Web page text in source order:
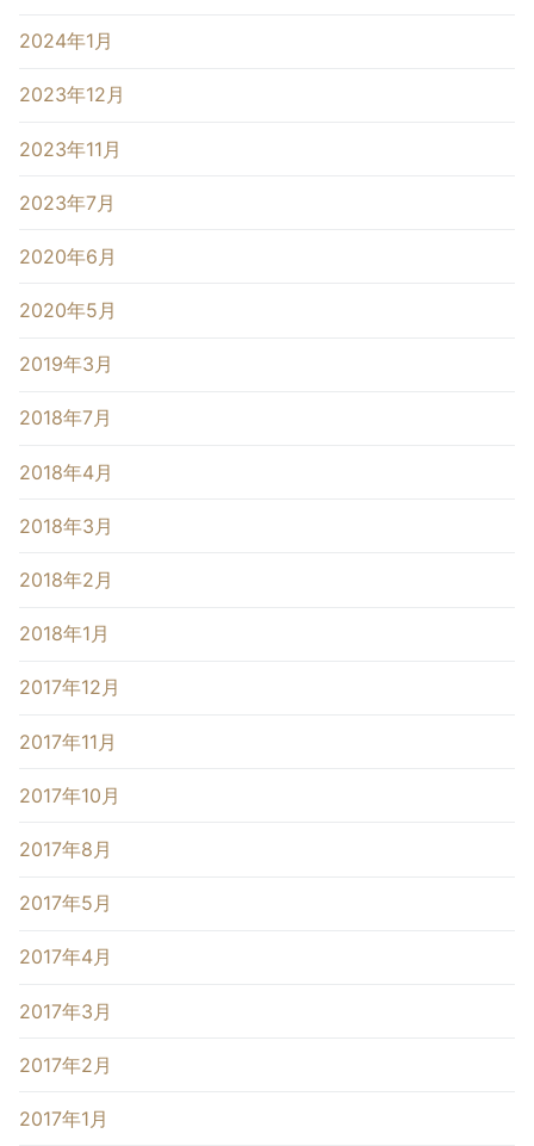
2024年1月
2023年12月
2023年11月
2023年7月
2020年6月
2020年5月
2019年3月
2018年7月
2018年4月
2018年3月
2018年2月
2018年1月
2017年12月
2017年11月
2017年10月
2017年8月
2017年5月
2017年4月
2017年3月
2017年2月
2017年1月